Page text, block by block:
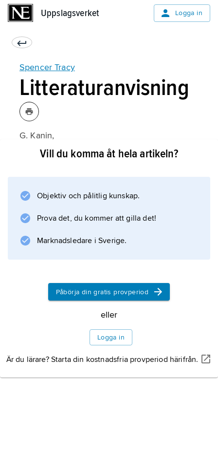
Uppslagsverket Logga in
Spencer Tracy
Litteraturanvisning
G. Kanin,
Tracy and Hepburn
Vill du komma åt hela artikeln?
Objektiv och pålitlig kunskap.
Prova det, du kommer att gilla det!
Marknadsledare i Sverige.
Påbörja din gratis provperiod
eller
Logga in
Är du lärare? Starta din kostnadsfria provperiod härifrån.